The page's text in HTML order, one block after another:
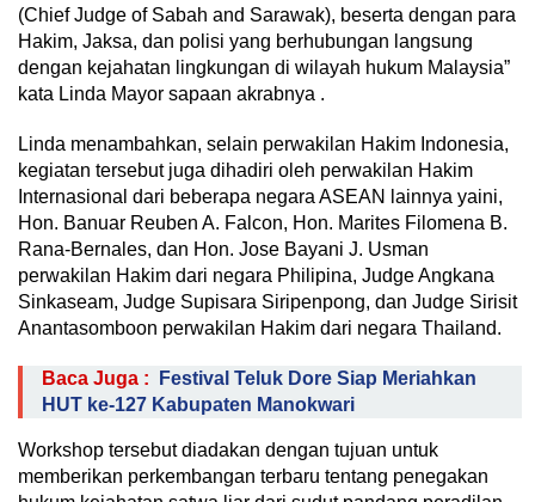
(Chief Judge of Sabah and Sarawak), beserta dengan para
Hakim, Jaksa, dan polisi yang berhubungan langsung
dengan kejahatan lingkungan di wilayah hukum Malaysia”
kata Linda Mayor sapaan akrabnya .
Linda menambahkan, selain perwakilan Hakim Indonesia,
kegiatan tersebut juga dihadiri oleh perwakilan Hakim
Internasional dari beberapa negara ASEAN lainnya yaini,
Hon. Banuar Reuben A. Falcon, Hon. Marites Filomena B.
Rana-Bernales, dan Hon. Jose Bayani J. Usman
perwakilan Hakim dari negara Philipina, Judge Angkana
Sinkaseam, Judge Supisara Siripenpong, dan Judge Sirisit
Anantasomboon perwakilan Hakim dari negara Thailand.
Baca Juga :
Festival Teluk Dore Siap Meriahkan
HUT ke-127 Kabupaten Manokwari
Workshop tersebut diadakan dengan tujuan untuk
memberikan perkembangan terbaru tentang penegakan